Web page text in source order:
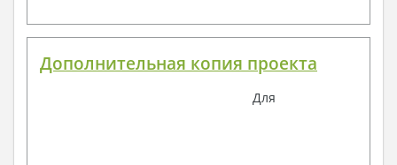
Дополнительная копия проекта
Для